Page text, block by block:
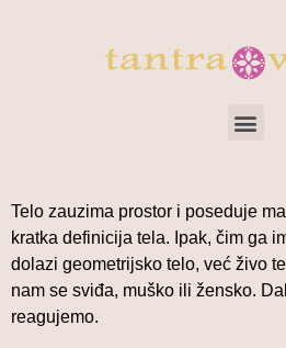
Telo zauzima prostor i poseduje
kratka definicija tela. Ipak, čim ga
dolazi geometrijsko telo, već živo
nam se sviđa, muško ili žensko.
reagujemo.